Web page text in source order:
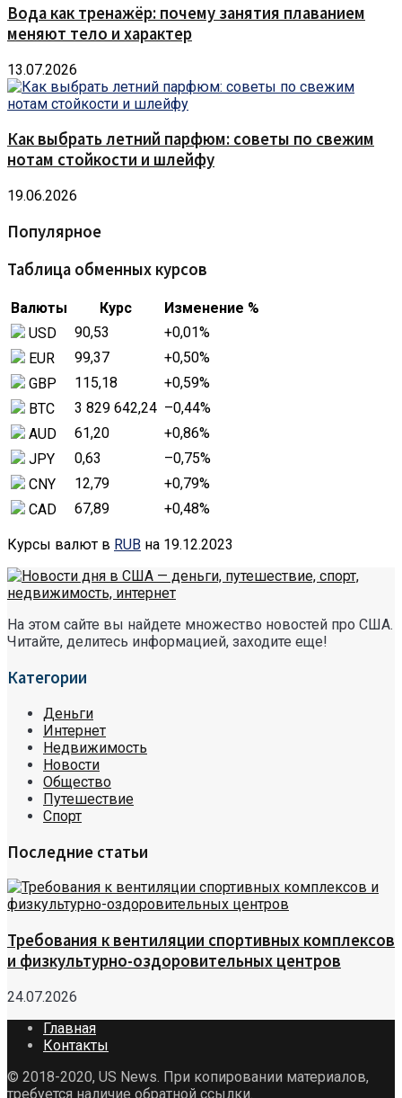
Вода как тренажёр: почему занятия плаванием
меняют тело и характер
13.07.2026
Как выбрать летний парфюм: советы по свежим
нотам стойкости и шлейфу
19.06.2026
Популярное
Таблица обменных курсов
Валюты Курс
Изменение %
USD
90,53 +0,01%
EUR
99,37 +0,50%
GBP
115,18 +0,59%
BTC
3 829 642,24 –0,44%
AUD
61,20 +0,86%
JPY
0,63 –0,75%
CNY
12,79 +0,79%
CAD
67,89 +0,48%
Курсы валют в RUB на 19.12.2023
На этом сайте вы найдете множество новостей про США.
Читайте, делитесь информацией, заходите еще!
Категории
Деньги
Интернет
Недвижимость
Новости
Общество
Путешествие
Спорт
Последние статьи
Требования к вентиляции спортивных комплексов
и физкультурно-оздоровительных центров
24.07.2026
Главная
Контакты
© 2018-2020, US News. При копировании материалов,
требуется наличие обратной ссылки.